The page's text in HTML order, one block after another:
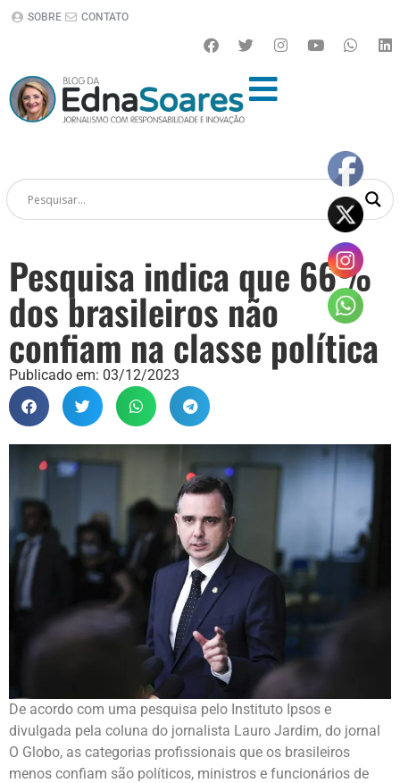
SOBRE CONTATO
Pesquisa indica que 66%
dos brasileiros não
confiam na classe política
Publicado em: 03/12/2023
De acordo com uma pesquisa pelo Instituto Ipsos e
divulgada pela coluna do jornalista Lauro Jardim, do jornal
O Globo, as categorias profissionais que os brasileiros
menos confiam são políticos, ministros e funcionários de